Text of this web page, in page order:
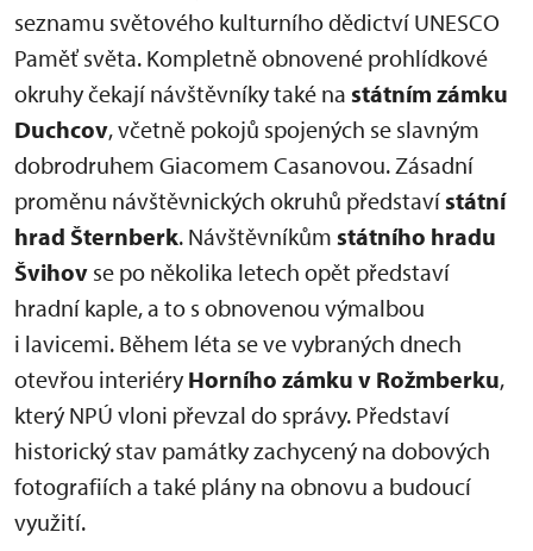
seznamu světového kulturního dědictví UNESCO
Paměť světa. Kompletně obnovené prohlídkové
okruhy čekají návštěvníky také na státním zámku
Duchcov, včetně pokojů spojených se slavným
dobrodruhem Giacomem Casanovou. Zásadní
proměnu návštěvnických okruhů představístátní
hrad Šternberk. Návštěvníkům státního hradu
Švihov se po několika letech opět představí
hradní kaple, a to s obnovenou výmalbou
i lavicemi. Během léta se ve vybraných dnech
otevřou interiéry Horního zámku v Rožmberku,
který NPÚ vloni převzal do správy. Představí
historický stav památky zachycený na dobových
fotografiích a také plány na obnovu a budoucí
využití.